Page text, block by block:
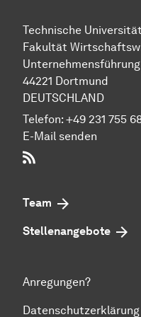
Technische
Fakultät
Unternehmensführung
44221 Dort­mund
DEUTSCHLAND
Telefon: +49 231 755
E-Mail senden
Team
Stellenangebote
Anregungen?
Datenschutzerklärung